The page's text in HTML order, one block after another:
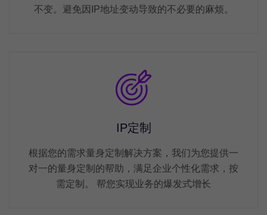
不变。避免因IP地址变动导致的不必要的麻烦。
IP定制
根据您的需求量身定制解决方案，我们为您提供一
对一的量身定制的帮助，满足企业个性化需求，按
需定制。 帮您实现业务的爆发式增长